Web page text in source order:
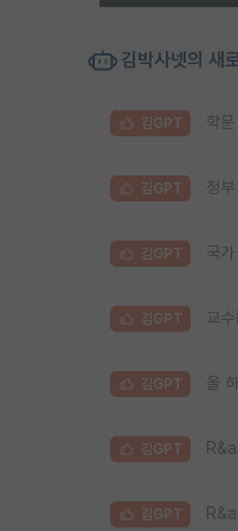
김박사넷의 새
김GPT 학
김GPT 정
김GPT 국
김GPT 교
김GPT 올
김GPT
김GPT